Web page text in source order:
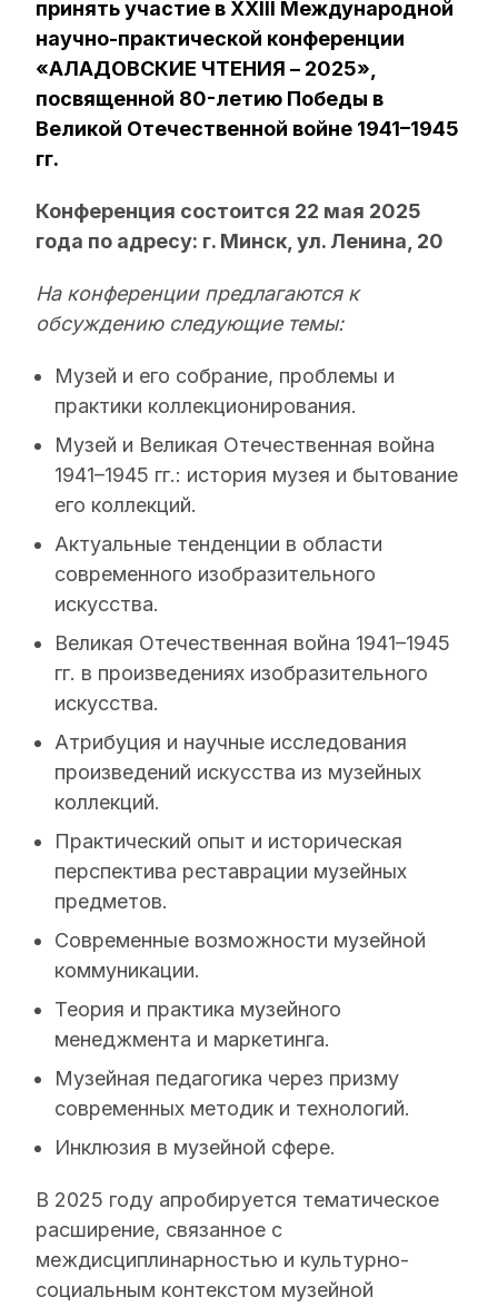
принять участие в XXІІІ Международной
научно-практической конференции
«АЛАДОВСКИЕ ЧТЕНИЯ – 2025»,
посвященной 80-летию Победы в
Великой Отечественной войне 1941–1945
гг.
Конференция состоится 22 мая 2025
года по адресу: г. Минск, ул. Ленина, 20
На конференции предлагаются к
обсуждению следующие темы:
Музей и его собрание, проблемы и
практики коллекционирования.
Музей и Великая Отечественная война
1941–1945 гг.: история музея и бытование
его коллекций.
Актуальные тенденции в области
современного изобразительного
искусства.
Великая Отечественная война 1941–1945
гг. в произведениях изобразительного
искусства.
Атрибуция и научные исследования
произведений искусства из музейных
коллекций.
Практический опыт и историческая
перспектива реставрации музейных
предметов.
Современные возможности музейной
коммуникации.
Теория и практика музейного
менеджмента и маркетинга.
Музейная педагогика через призму
современных методик и технологий.
Инклюзия в музейной сфере.
В 2025 году апробируется тематическое
расширение, связанное с
междисциплинарностью и культурно-
социальным контекстом музейной